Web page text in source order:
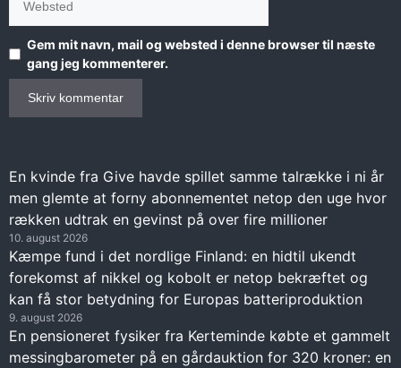
Gem mit navn, mail og websted i denne browser til næste
gang jeg kommenterer.
En kvinde fra Give havde spillet samme talrække i ni år
men glemte at forny abonnementet netop den uge hvor
rækken udtrak en gevinst på over fire millioner
10. august 2026
Kæmpe fund i det nordlige Finland: en hidtil ukendt
forekomst af nikkel og kobolt er netop bekræftet og
kan få stor betydning for Europas batteriproduktion
9. august 2026
En pensioneret fysiker fra Kerteminde købte et gammelt
messingbarometer på en gårdauktion for 320 kroner: en